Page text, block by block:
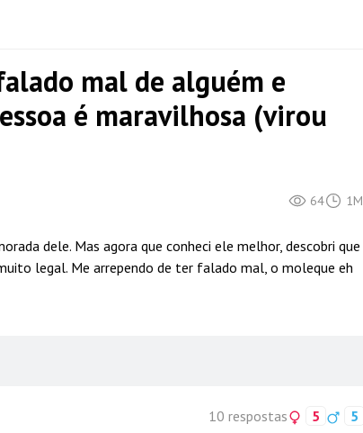
mal de alguém e
é maravilhosa (virou
64 1M
dele. Mas agora que conheci ele melhor, descobri que
legal. Me arrependo de ter falado mal, o moleque eh
10 respostas 5 5